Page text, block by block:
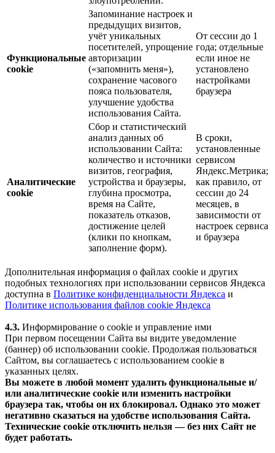
Функциональные
cookie
Запоминание настроек и
предыдущих визитов,
учёт уникальных
посетителей, упрощение
авторизации
(«запомнить меня»),
сохранение часового
пояса пользователя,
улучшение удобства
использования Сайта.
От сессии до 1
года; отдельные
если иное не
установлено
настройками
браузера
Аналитические
cookie
Сбор и статистический
анализ данных об
использовании Сайта:
количество и источники
визитов, география,
устройства и браузеры,
глубина просмотра,
время на Сайте,
показатель отказов,
достижение целей
(клики по кнопкам,
заполнение форм).
В сроки,
установленные
сервисом
Яндекс.Метрика;
как правило, от
сессии до 24
месяцев, в
зависимости от
настроек сервиса
и браузера
Дополнительная информация о файлах cookie и других
подобных технологиях при использовании сервисов Яндекса
доступна в Политике конфиденциальности Яндекса и
Политике использования файлов cookie Яндекса
4.3. Информирование о cookie и управление ими
При первом посещении Сайта вы видите уведомление
(баннер) об использовании cookie. Продолжая пользоваться
Сайтом, вы соглашаетесь с использованием cookie в
указанных целях.
Вы можете в любой момент удалить функциональные и/
или аналитические cookie или изменить настройки
браузера так, чтобы он их блокировал. Однако это может
негативно сказаться на удобстве использования Сайта.
Технические cookie отключить нельзя — без них Сайт не
будет работать.